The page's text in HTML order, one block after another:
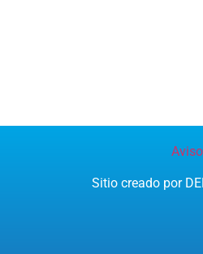
Sitio creado por